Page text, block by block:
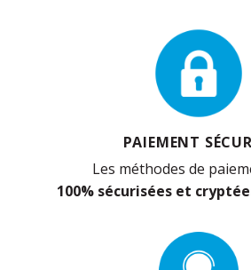
PAIEMENT
Les méthodes de
100% sécurisées et